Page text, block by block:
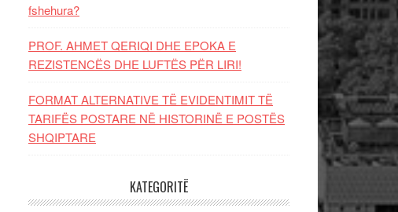
fshehura?
PROF. AHMET QERIQI DHE EPOKA E
REZISTENCЁS DHE LUFTЁS PЁR LIRI!
FORMAT ALTERNATIVE TË EVIDENTIMIT TË
TARIFËS POSTARE NË HISTORINË E POSTËS
SHQIPTARE
KATEGORITË